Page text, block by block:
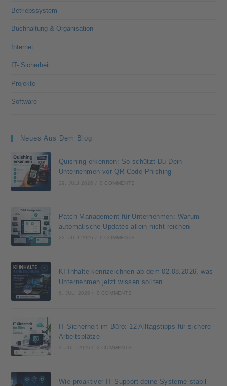
Betriebssystem
Buchhaltung & Organisation
Internet
IT- Sicherheit
Projekte
Software
Neues Aus Dem Blog
Quishing erkennen: So schützt Du Dein
Unternehmen vor QR-Code-Phishing
29. JULI 2026 0 COMMENTS
Patch-Management für Unternehmen: Warum
automatische Updates allein nicht reichen
22. JULI 2026 0 COMMENTS
KI Inhalte kennzeichnen ab dem 02.08.2026, was
Unternehmen jetzt wissen sollten
6. JULI 2026 0 COMMENTS
IT-Sicherheit im Büro: 12 Alltagstipps für sichere
Arbeitsplätze
3. JULI 2026 2 COMMENTS
Wie proaktiver IT-Support deine Systeme stabil